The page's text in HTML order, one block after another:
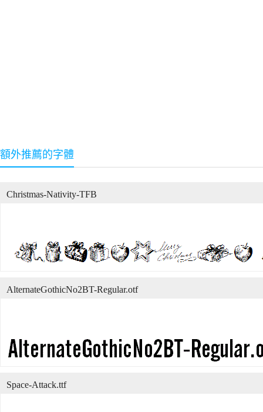
額外推薦的字體
Christmas-Nativity-TFB
AlternateGothicNo2BT-Regular.otf
Space-Attack.ttf